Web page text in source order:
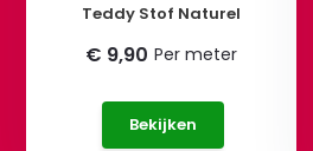
Teddy Stof Naturel
€ 9,90 Per meter
Bekijken